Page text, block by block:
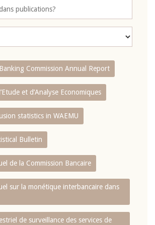
Banking Commission Annual Report
et d’Analyse Economiques
statistics in WAEMU
Bulletin
de la Commission Bancaire
sur la monétique interbancaire dans
de surveillance des services de